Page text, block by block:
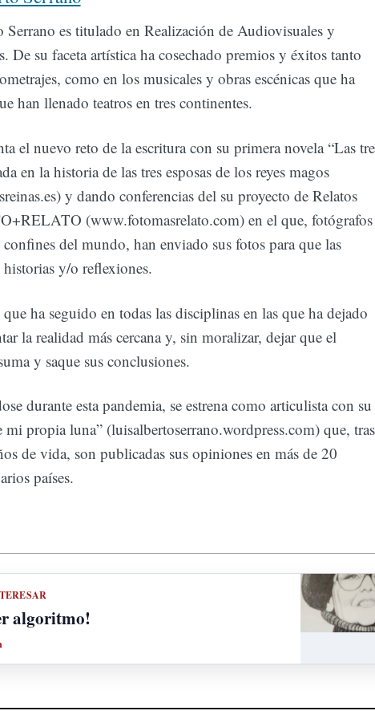
es titulado en Realización de Audiovisuales y
De su faceta artística ha cosechado premios y éxitos tanto
como en los musicales y obras escénicas que ha
han llenado teatros en tres continentes.
el nuevo reto de la escritura con su primera novela “Las
en la historia de las tres esposas de los reyes magos
y dando conferencias del su proyecto de Relatos
(www.fotomasrelato.com) en el que, fotógrafos
del mundo, han enviado sus fotos para que las
y/o reflexiones.
ha seguido en todas las disciplinas en las que ha dejado
la realidad más cercana y, sin moralizar, dejar que el
y saque sus conclusiones.
durante esta pandemia, se estrena como articulista con su
mi propia luna” (luisalbertoserrano.wordpress.com) que, tras
de vida, son publicadas sus opiniones en más de 20
países.
algoritmo!